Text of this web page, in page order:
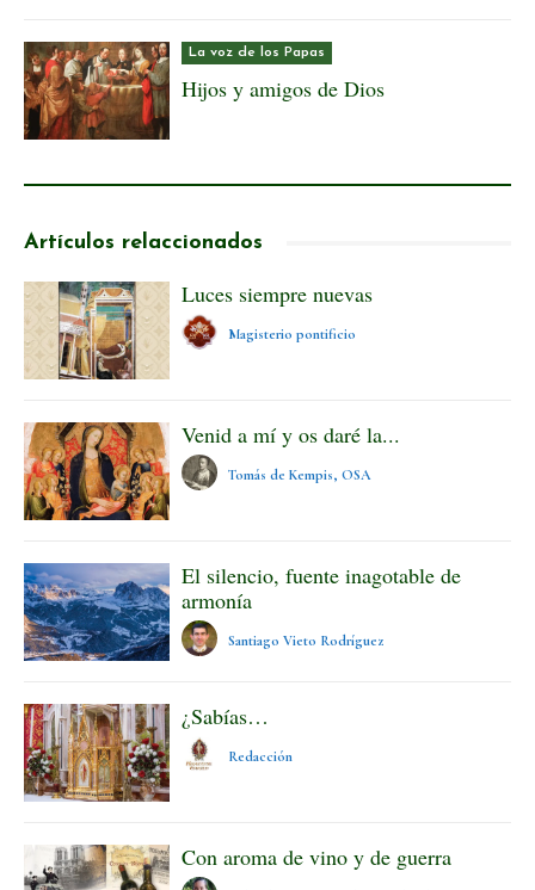
La voz de los Papas
Hijos y amigos de Dios
Artículos relaccionados
Luces siempre nuevas
Magisterio pontificio
Venid a mí y os daré la...
Tomás de Kempis, OSA
El silencio, fuente inagotable de
armonía
Santiago Vieto Rodríguez
¿Sabías…
Redacción
Con aroma de vino y de guerra